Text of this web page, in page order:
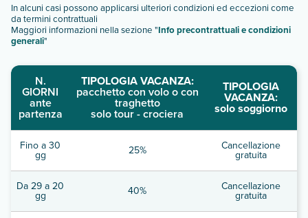
In alcuni casi possono applicarsi ulteriori condizioni ed eccezioni come
da termini contrattuali
Maggiori informazioni nella sezione "Info precontrattuali e condizioni
generali"
N.
GIORNI
ante
partenza
TIPOLOGIA VACANZA:
pacchetto con volo o con
traghetto
solo tour - crociera
TIPOLOGIA
VACANZA:
solo soggiorno
Fino a 30
gg 25% Cancellazione
gratuita
Da 29 a 20
gg 40% Cancellazione
gratuita